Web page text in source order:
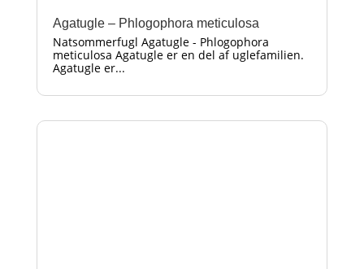
Agatugle – Phlogophora meticulosa
Natsommerfugl Agatugle - Phlogophora
meticulosa Agatugle er en del af uglefamilien.
Agatugle er...